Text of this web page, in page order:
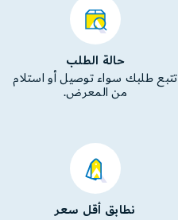
حالة الطلب
تتبع طلبك سواء توصيل أو استلام
من المعرض.
نطابق أقل سعر